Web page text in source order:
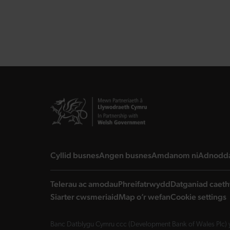
Cyllid busneslanding page
Angen busneslanding page
Amdanom nilanding
Telerau ac amodauPhreifatrwyddDatganiad
Siarter cwsmeriaidMap o’r wefanCookie settings
Banc Datblygu Cymru ccc (Development Bank of Wales